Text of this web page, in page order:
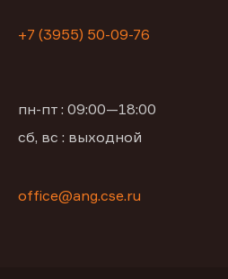
+7 (3955) 50-09-76
пн-пт : 09:00—18:00
сб, вс : выходной
office@ang.cse.ru